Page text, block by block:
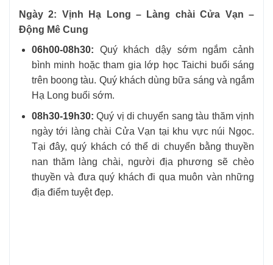
Ngày 2: Vịnh Hạ Long – Làng chài Cửa Vạn –
Động Mê Cung
06h00-08h30: Quý khách dậy sớm ngắm cảnh
bình minh hoặc tham gia lớp học Taichi buổi sáng
trên boong tàu. Quý khách dùng bữa sáng và ngắm
Hạ Long buổi sớm.
08h30-19h30: Quý vị di chuyển sang tàu thăm vịnh
ngày tới làng chài Cửa Vạn tại khu vực núi Ngọc.
Tại đây, quý khách có thể di chuyển bằng thuyền
nan thăm làng chài, người địa phương sẽ chèo
thuyền và đưa quý khách đi qua muôn vàn những
địa điểm tuyệt đẹp.